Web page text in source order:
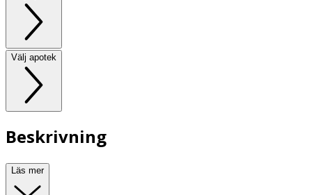
Välj apotek
Beskrivning
Läs mer